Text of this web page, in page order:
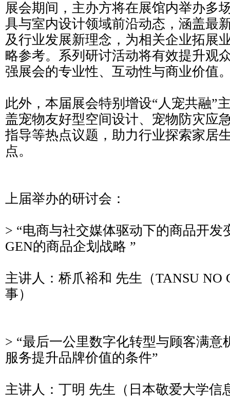
展会期间，主办方将在展馆内举办多
具与室内设计领域前沿动态，涵盖最
及行业发展新理念，为相关企业拓展
略参考。系列研讨活动将有效提升观
强展会的专业性、互动性与商业价值
此外，本届展会特别增设“人宠共融”
盖宠物友好型空间设计、宠物防灾应
指导等热点议题，助力行业探索家居
点。
上届举办的研讨会：
> “电商与社交媒体驱动下的商品开
GEN的商品企划战略 ”
主讲人：桥爪裕和 先生（TANSU NO
事）
> “最后一公里数字化转型与顾客满
服务提升品牌价值的条件”
主讲人：丁明 先生（日本敬爱大学信